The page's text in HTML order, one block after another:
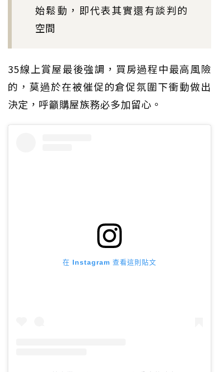
始鬆動，即代表其實還有談判的
空間
35線上賞屋最後強調，買房過程中最高風險
的，莫過於在被催促的倉促氛圍下衝動做出
決定，呼籲購屋族務必多加留心。
在 Instagram 查看這則貼文